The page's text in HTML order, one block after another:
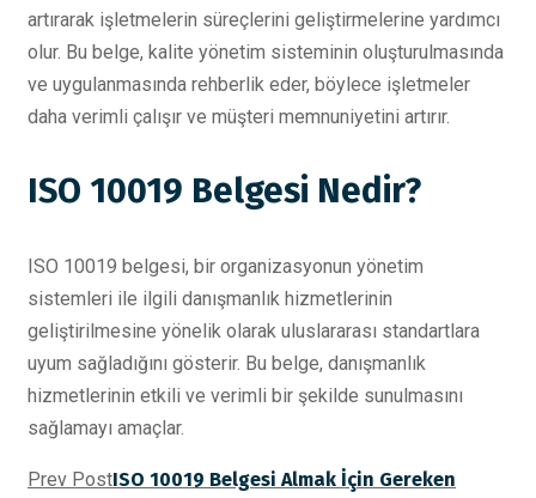
artırarak işletmelerin süreçlerini geliştirmelerine yardımcı
olur. Bu belge, kalite yönetim sisteminin oluşturulmasında
ve uygulanmasında rehberlik eder, böylece işletmeler
daha verimli çalışır ve müşteri memnuniyetini artırır.
ISO 10019 Belgesi Nedir?
ISO 10019 belgesi, bir organizasyonun yönetim
sistemleri ile ilgili danışmanlık hizmetlerinin
geliştirilmesine yönelik olarak uluslararası standartlara
uyum sağladığını gösterir. Bu belge, danışmanlık
hizmetlerinin etkili ve verimli bir şekilde sunulmasını
sağlamayı amaçlar.
Prev PostISO 10019 Belgesi Almak İçin Gereken